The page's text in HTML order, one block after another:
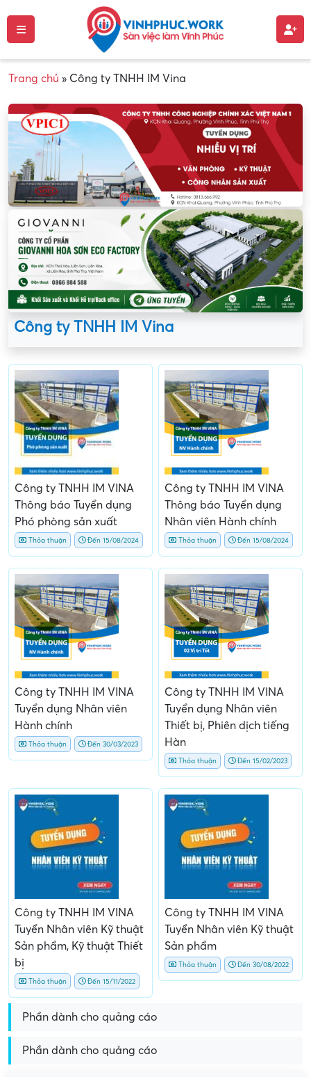
Trang chủ » Công ty TNHH IM Vina
Công ty TNHH IM Vina
Công ty TNHH IM VINA
Thông báo Tuyển dụng
Phó phòng sản xuất
Thỏa thuận Đến 15/08/2024
Công ty TNHH IM VINA
Thông báo Tuyển dụng
Nhân viên Hành chính
Thỏa thuận Đến 15/08/2024
Công ty TNHH IM VINA
Tuyển dụng Nhân viên
Hành chính
Thỏa thuận Đến 30/03/2023
Công ty TNHH IM VINA
Tuyển dụng Nhân viên
Thiết bị, Phiên dịch tiếng
Hàn
Thỏa thuận Đến 15/02/2023
Công ty TNHH IM VINA
Tuyển Nhân viên Kỹ thuật
Sản phẩm, Kỹ thuật Thiết
bị
Thỏa thuận Đến 15/11/2022
Công ty TNHH IM VINA
Tuyển Nhân viên Kỹ thuật
Sản phẩm
Thỏa thuận Đến 30/08/2022
Phần dành cho quảng cáo
Phần dành cho quảng cáo